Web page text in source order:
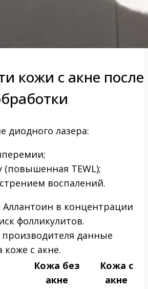
кожи с акне после
диодного лазера:
(повышенная TEWL);
воспалений.
Аллантоин в концентрации
фолликулитов.
данные
коже с акне.
Кожа без
акне
Кожа с
акне